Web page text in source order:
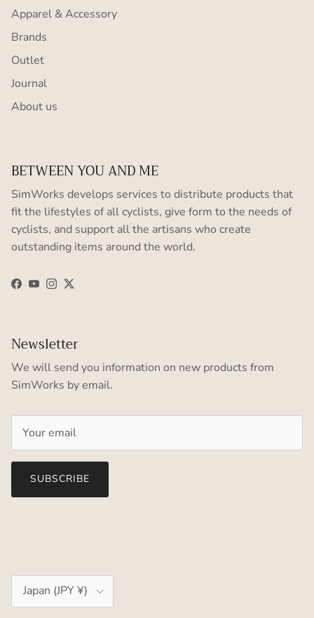
Apparel & Accessory
Brands
Outlet
Journal
About us
BETWEEN YOU AND ME
SimWorks develops services to distribute products that
fit the lifestyles of all cyclists, give form to the needs of
cyclists, and support all the artisans who create
outstanding items around the world.
Facebook
YouTube
Instagram
Twitter
Newsletter
We will send you information on new products from
SimWorks by email.
SUBSCRIBE
Country/Region
Japan (JPY ¥)